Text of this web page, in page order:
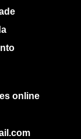
online